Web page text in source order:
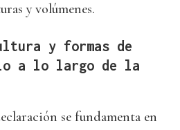
y volúmenes.
y formas de
a lo largo de la
se fundamenta en